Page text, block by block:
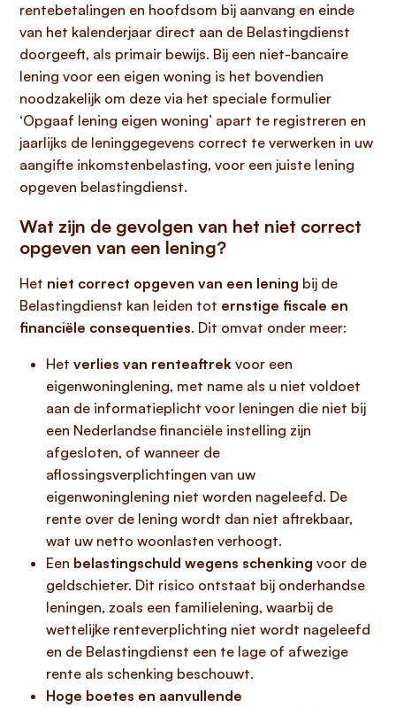
rentebetalingen en hoofdsom bij aanvang en einde
van het kalenderjaar direct aan de Belastingdienst
doorgeeft, als primair bewijs. Bij een niet-bancaire
lening voor een eigen woning is het bovendien
noodzakelijk om deze via het speciale formulier
‘Opgaaf lening eigen woning’ apart te registreren en
jaarlijks de leninggegevens correct te verwerken in uw
aangifte inkomstenbelasting, voor een juiste lening
opgeven belastingdienst.
Wat zijn de gevolgen van het niet correct
opgeven van een lening?
Het niet correct opgeven van een lening bij de
Belastingdienst kan leiden tot ernstige fiscale en
financiële consequenties. Dit omvat onder meer:
Het verlies van renteaftrek voor een
eigenwoninglening, met name als u niet voldoet
aan de informatieplicht voor leningen die niet bij
een Nederlandse financiële instelling zijn
afgesloten, of wanneer de
aflossingsverplichtingen van uw
eigenwoninglening niet worden nageleefd. De
rente over de lening wordt dan niet aftrekbaar,
wat uw netto woonlasten verhoogt.
Een belastingschuld wegens schenking voor de
geldschieter. Dit risico ontstaat bij onderhandse
leningen, zoals een familielening, waarbij de
wettelijke renteverplichting niet wordt nageleefd
en de Belastingdienst een te lage of afwezige
rente als schenking beschouwt.
Hoge boetes en aanvullende